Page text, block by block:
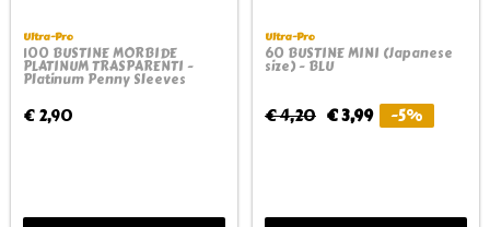
Ultra-Pro
100 BUSTINE MORBIDE
PLATINUM TRASPARENTI -
Platinum Penny Sleeves
€ 2,90
Ultra-Pro
60 BUSTINE MINI (Japanese
size) - BLU
€ 4,20 € 3,99 -5%